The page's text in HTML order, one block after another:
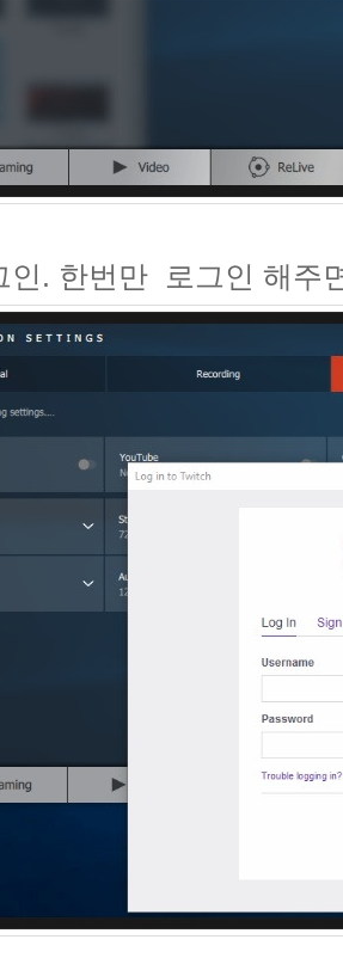
인. 한번만 로그인 해주